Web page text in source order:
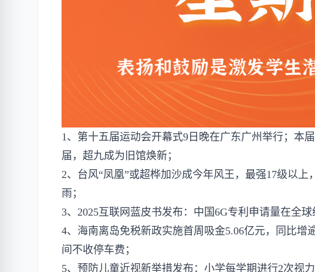
1、第十五届运动会开幕式9日晚在广东广州举行；本
届，超九成为旧馆焕新；
2、台风“凤凰”或超桦加沙成今年风王，最强17级以
雨；
3、2025互联网蓝皮书发布：中国6G专利申请量在全球
4、海南离岛免税新政实施首周吸金5.06亿元，同比增
间不收停车费；
5、预防儿童近视新举措发布：小学每学期进行2次视